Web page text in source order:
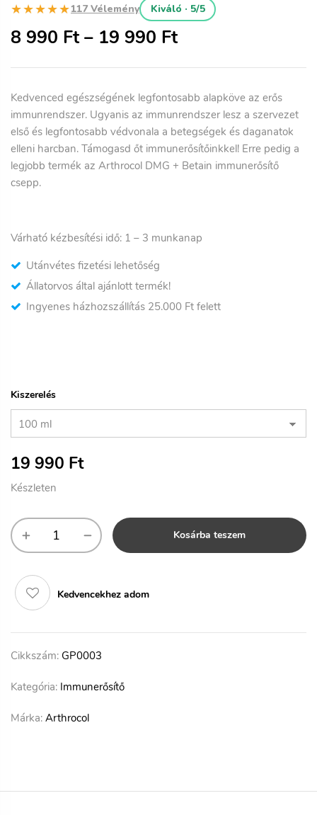
★★★★★117 Vélemény Kiváló · 5/5
8 990 Ft– 19 990 Ft
Kedvenced egészségének legfontosabb alapköve az erős
immunrendszer. Ugyanis az immunrendszer lesz a szervezet
első és legfontosabb védvonala a betegségek és daganatok
elleni harcban. Támogasd őt immunerősítőinkkel! Erre pedig a
legjobb termék az Arthrocol DMG + Betain immunerősítő
csepp.
Várható kézbesítési idő: 1 – 3 munkanap
Utánvétes fizetési lehetőség
Állatorvos által ajánlott termék!
Ingyenes házhozszállítás 25.000 Ft felett
Kiszerelés
19 990 Ft
Készleten
Kosárba teszem
Kedvencekhez adom
Cikkszám: GP0003
Kategória: Immunerősítő
Márka: Arthrocol